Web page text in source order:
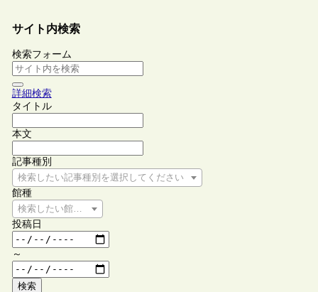
サイト内検索
検索フォーム
詳細検索
タイトル
本文
記事種別
検索したい記事種別を選択してください
館種
検索したい館種を選択してください
投稿日
～
検索